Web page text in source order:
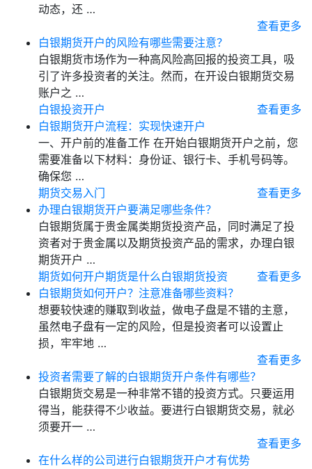
动态，还 …
查看更多
白银期货开户的风险有哪些需要注意？
白银期货市场作为一种高风险高回报的投资工具，吸
引了许多投资者的关注。然而，在开设白银期货交易
账户之 …
白银投资开户
查看更多
白银期货开户流程：实现快速开户
一、开户前的准备工作 在开始白银期货开户之前，您
需要准备以下材料：身份证、银行卡、手机号码等。
确保您 …
期货交易入门
查看更多
办理白银期货开户要满足哪些条件？
白银期货属于贵金属类期货投资产品，同时满足了投
资者对于贵金属以及期货投资产品的需求，办理白银
期货开户 …
期货如何开户期货是什么白银期货投资
查看更多
白银期货如何开户？注意准备哪些资料？
想要较快速的赚取到收益，做电子盘是不错的主意，
虽然电子盘有一定的风险，但是投资者可以设置止
损，牢牢地 …
查看更多
投资者需要了解的白银期货开户条件有哪些？
白银期货交易是一种非常不错的投资方式。只要运用
得当，能获得不少收益。要进行白银期货交易，就必
须要开一 …
查看更多
在什么样的公司进行白银期货开户才有优势